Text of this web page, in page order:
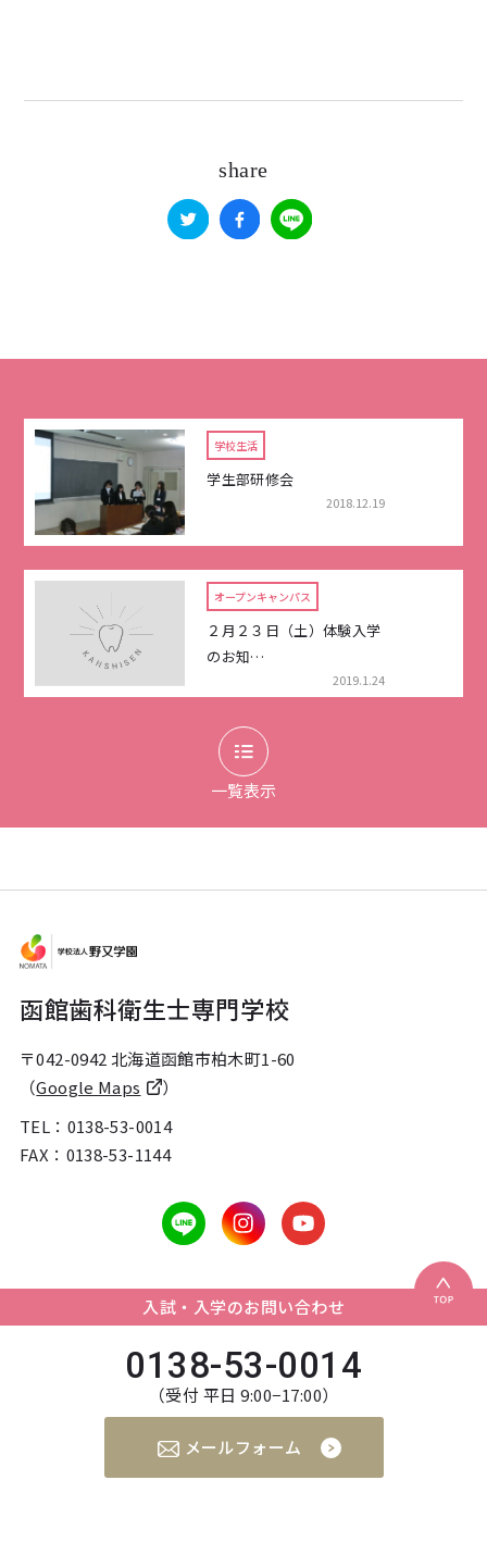
share
学校生活
学生部研修会
2018.12.19
一覧表示
オープンキャンパス
２月２３日（土）体験入学
のお知…
2019.1.24
函館歯科衛生士専門学校
〒042-0942 北海道函館市柏木町1-60
（Google Maps
）
TEL： 0138-53-0014
FAX：0138-53-1144
入試・入学のお問い合わせ
0138-53-0014
（受付 平日 9:00−17:00）
メールフォーム